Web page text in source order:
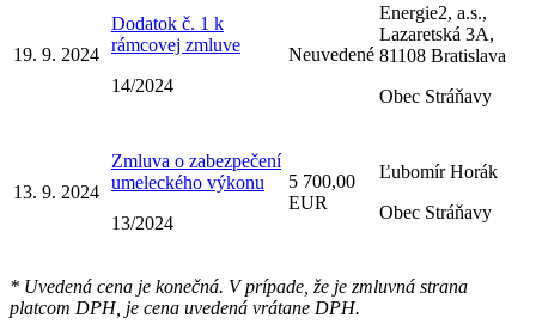
19. 9. 2024
Dodatok č. 1 k
rámcovej zmluve
14/2024
Neuvedené
Energie2, a.s.,
Lazaretská 3A,
81108 Bratislava
Obec Stráňavy
13. 9. 2024
Zmluva o zabezpečení
umeleckého výkonu
13/2024
5 700,00
EUR
Ľubomír Horák
Obec Stráňavy
* Uvedená cena je konečná. V prípade, že je zmluvná strana
platcom DPH, je cena uvedená vrátane DPH.